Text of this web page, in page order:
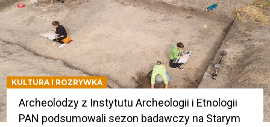
KULTURA I ROZRYWKA
Archeolodzy z Instytutu Archeologii i Etnologii
PAN podsumowali sezon badawczy na Starym